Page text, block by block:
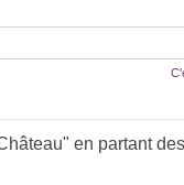
en partant